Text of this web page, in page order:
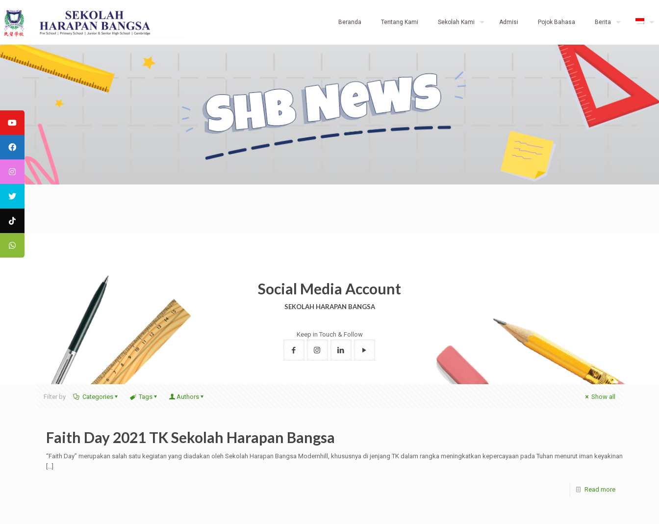
Beranda Tentang Kami Sekolah Kami Admisi Pojok Bahasa Berita
Social Media Account
SEKOLAH HARAPAN BANGSA
Keep in Touch & Follow
Filter by Categories Tags Authors Show all
Faith Day 2021 TK Sekolah Harapan Bangsa
“Faith Day” merupakan salah satu kegiatan yang diadakan oleh Sekolah Harapan Bangsa Modernhill, khususnya di jenjang TK dalam rangka meningkatkan kepercayaan pada Tuhan menurut iman keyakinan
[…]
Read more